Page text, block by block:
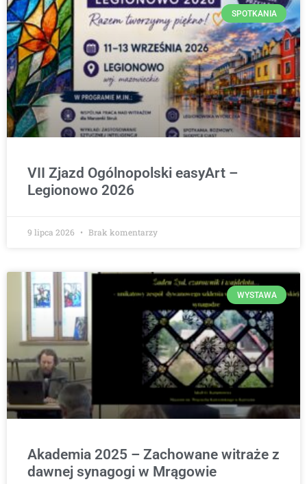
SPOTKANIA
VII Zjazd Ogólnopolski easyArt –
Legionowo 2026
9 lipca 2026 Brak komentarzy
WYSTAWA
Akademia 2025 – Zachowane witraże z
dawnej synagogi w Mrągowie